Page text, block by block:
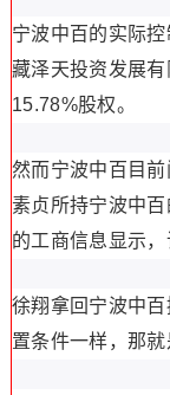
宁波中百的实际
藏泽天投资发展有
15.78%股权。
然而宁波中百目
素贞所持宁波中
的工商信息显示，
徐翔拿回宁波中
置条件一样，那就